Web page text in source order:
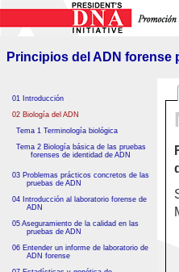
para funcionarios del tribunal
Principios del ADN forense
01 Introducción
02 Biología del ADN
Tema 1 Terminología biológica
Tema 2 Biología básica de las pruebas
forenses de identidad de ADN
03 Problemas prácticos concretos de las
pruebas de ADN
04 Introducción al laboratorio forense de
ADN
05 Aseguramiento de la calidad en las
pruebas de ADN
06 Entender un informe de laboratorio de
ADN forense